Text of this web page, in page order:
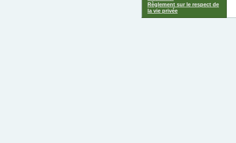
Règlement sur le respect de
la vie privée